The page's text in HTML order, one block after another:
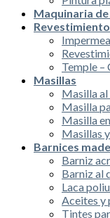
Maquinaria
Temple –
Masillas
Masilla al
Masilla
Masilla
Masillas
Barnices
Barniz
Barniz al
Laca
Aceites y
Tintes